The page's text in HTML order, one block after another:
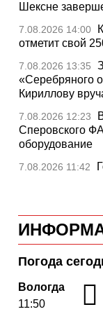
Шексне
7.08.2026 14:00
отметит свой
7.08.2026 13:35
«Серебряного
Кириллову
7.08.2026 12:23
Сперовского
оборудование
7.08.2026 11:42
отопительному
7.08.2026 11:25
установят в
Вологодской
7.08.2026 10:41
летие города
мастерства
Погода
Вологда
11:50